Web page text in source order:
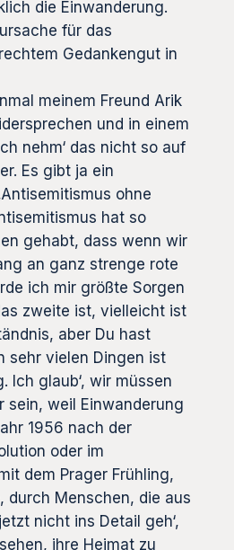
die Einwanderung.
für das
Gedankengut in
meinem Freund Arik
und in einem
nehm‘ das nicht so auf
Es gibt ja ein
ohne
hat so
gehabt, dass wenn wir
an ganz strenge rote
ich mir größte Sorgen
zweite ist, vielleicht ist
aber Du hast
sehr vielen Dingen ist
Ich glaub‘, wir müssen
sein, weil Einwanderung
1956 nach der
oder im
dem Prager Frühling,
durch Menschen, die aus
nicht ins Detail geh‘,
ihre Heimat zu